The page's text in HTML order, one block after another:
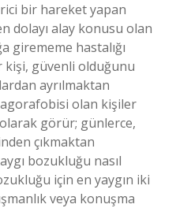
bir hareket yapan
dolayı alay konusu olan
girememe hastalığı
güvenli olduğunu
ayrılmaktan
olan kişiler
görür; günlerce,
çıkmaktan
bozukluğu nasıl
için en yaygın iki
veya konuşma